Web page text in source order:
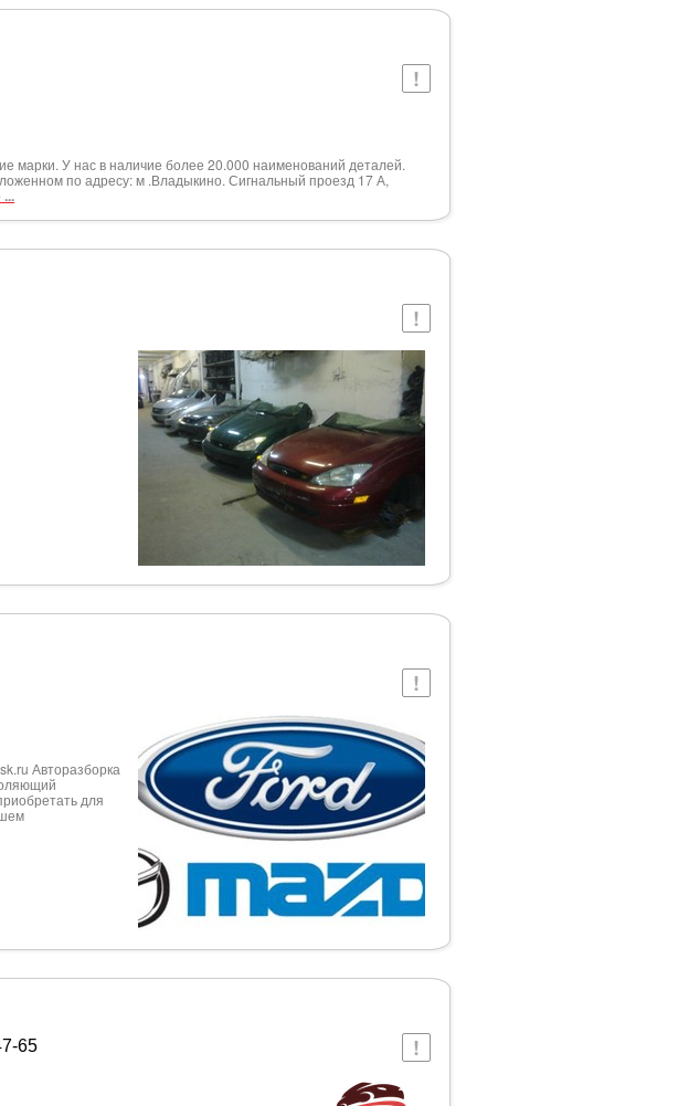
марки. У нас в наличие более 20.000 наименований деталей.
по адресу: м .Владыкино. Сигнальный проезд 17 А,
Авторазборка
для
65